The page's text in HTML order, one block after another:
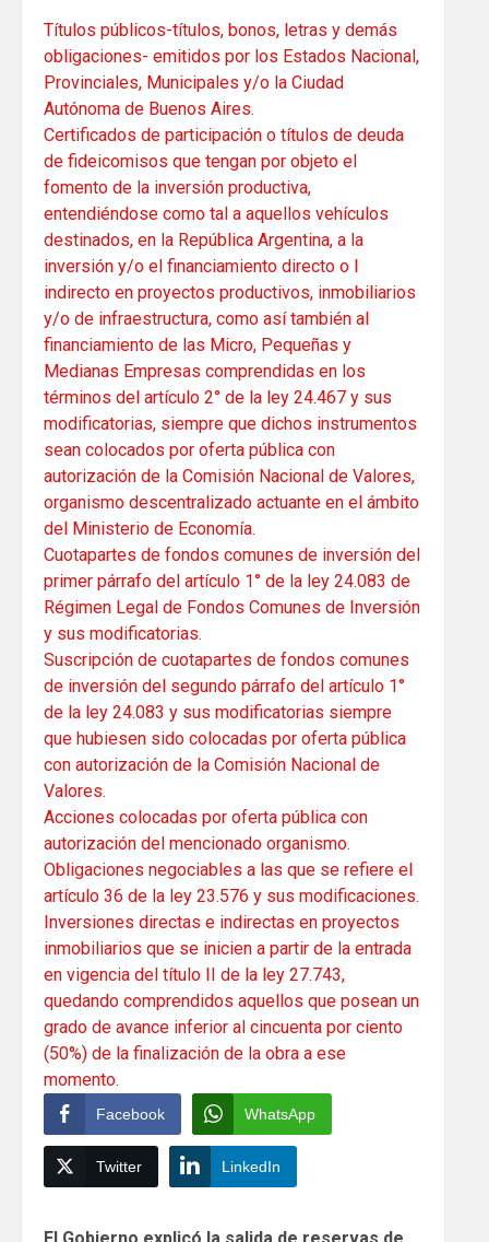
Títulos públicos-títulos, bonos, letras y demás
obligaciones- emitidos por los Estados Nacional,
Provinciales, Municipales y/o la Ciudad
Autónoma de Buenos Aires.
Certificados de participación o títulos de deuda
de fideicomisos que tengan por objeto el
fomento de la inversión productiva,
entendiéndose como tal a aquellos vehículos
destinados, en la República Argentina, a la
inversión y/o el financiamiento directo o l
indirecto en proyectos productivos, inmobiliarios
y/o de infraestructura, como así también al
financiamiento de las Micro, Pequeñas y
Medianas Empresas comprendidas en los
términos del artículo 2° de la ley 24.467 y sus
modificatorias, siempre que dichos instrumentos
sean colocados por oferta pública con
autorización de la Comisión Nacional de Valores,
organismo descentralizado actuante en el ámbito
del Ministerio de Economía.
Cuotapartes de fondos comunes de inversión del
primer párrafo del artículo 1° de la ley 24.083 de
Régimen Legal de Fondos Comunes de Inversión
y sus modificatorias.
Suscripción de cuotapartes de fondos comunes
de inversión del segundo párrafo del artículo 1°
de la ley 24.083 y sus modificatorias siempre
que hubiesen sido colocadas por oferta pública
con autorización de la Comisión Nacional de
Valores.
Acciones colocadas por oferta pública con
autorización del mencionado organismo.
Obligaciones negociables a las que se refiere el
artículo 36 de la ley 23.576 y sus modificaciones.
Inversiones directas e indirectas en proyectos
inmobiliarios que se inicien a partir de la entrada
en vigencia del título II de la ley 27.743,
quedando comprendidos aquellos que posean un
grado de avance inferior al cincuenta por ciento
(50%) de la finalización de la obra a ese
momento.
Facebook WhatsApp
Twitter LinkedIn